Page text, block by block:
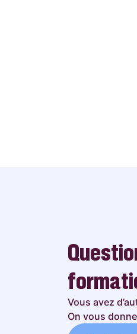
Vous avez
On vous